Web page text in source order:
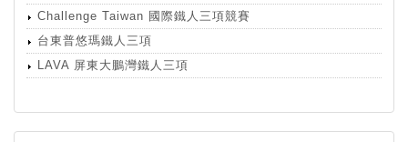
Challenge Taiwan 國際鐵人三項競賽
台東普悠瑪鐵人三項
LAVA 屏東大鵬灣鐵人三項